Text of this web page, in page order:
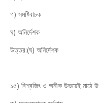
গ) সমষ্টিবাচক
ঘ) অনির্দেশক
উত্তর:(ঘ) অনির্দেশক
১৫) বিশ্বজিৎ ও অনীক উভয়েই মাঠে